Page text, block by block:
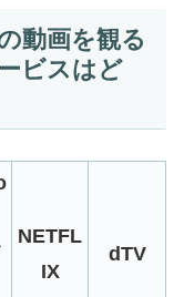
動画を観る
ビスはど
NETFL
IX
dTV